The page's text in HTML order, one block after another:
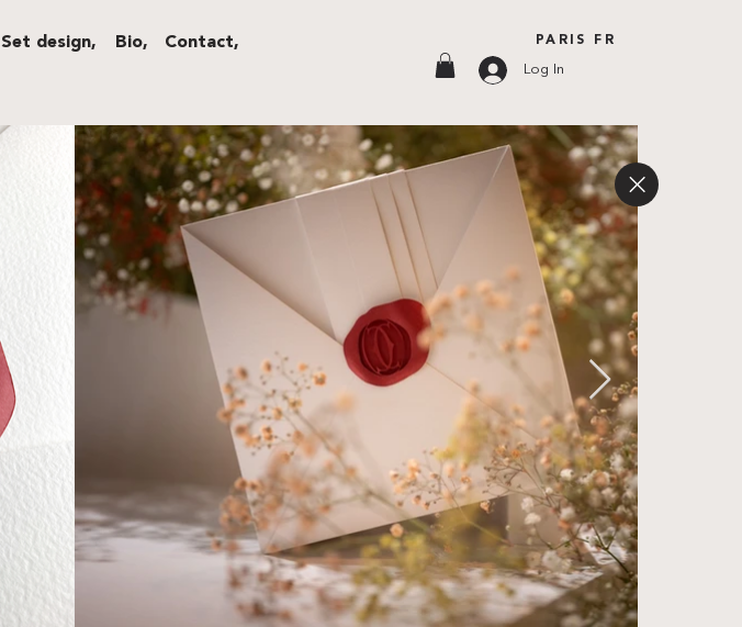
Contact,
Set design, Bio, PARIS FR
Log In